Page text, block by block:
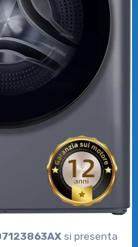
si presenta